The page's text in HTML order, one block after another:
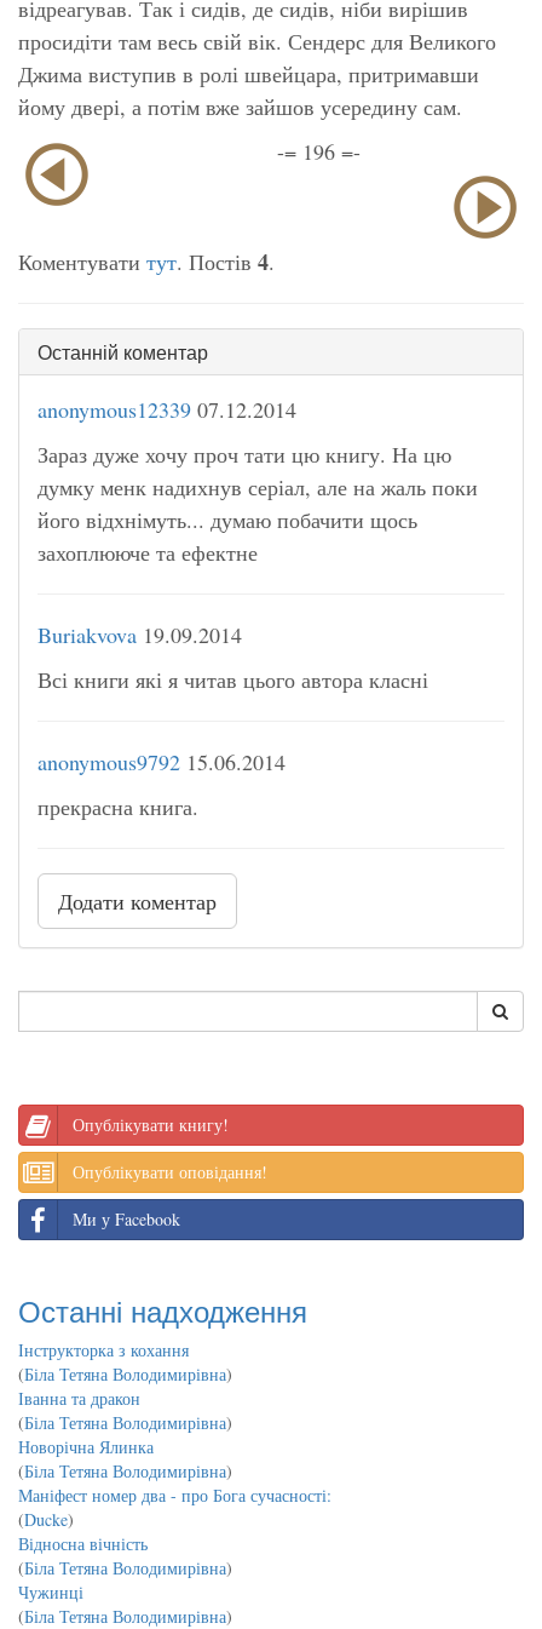
відреагував. Так і сидів, де сидів, ніби вирішив
просидіти там весь свій вік. Сендерс для Великого
Джима виступив в ролі швейцара, притримавши
йому двері, а потім вже зайшов усередину сам.
-= 196 =-
Коментувати тут. Постів 4.
Останній коментар
anonymous12339 07.12.2014
Зараз дуже хочу проч тати цю книгу. На цю
думку менк надихнув серіал, але на жаль поки
його відхнімуть... думаю побачити щось
захоплююче та ефектне
Buriakvova 19.09.2014
Всі книги які я читав цього автора класні
anonymous9792 15.06.2014
прекрасна книга.
Додати коментар
Опублікувати книгу!
Опублікувати оповідання!
Ми у Facebook
Останні надходження
Інструкторка з кохання
(Біла Тетяна Володимирівна)
Іванна та дракон
(Біла Тетяна Володимирівна)
Новорічна Ялинка
(Біла Тетяна Володимирівна)
Маніфест номер два - про Бога сучасності:
(Ducke)
Відносна вічність
(Біла Тетяна Володимирівна)
Чужинці
(Біла Тетяна Володимирівна)